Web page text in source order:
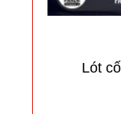
Lót